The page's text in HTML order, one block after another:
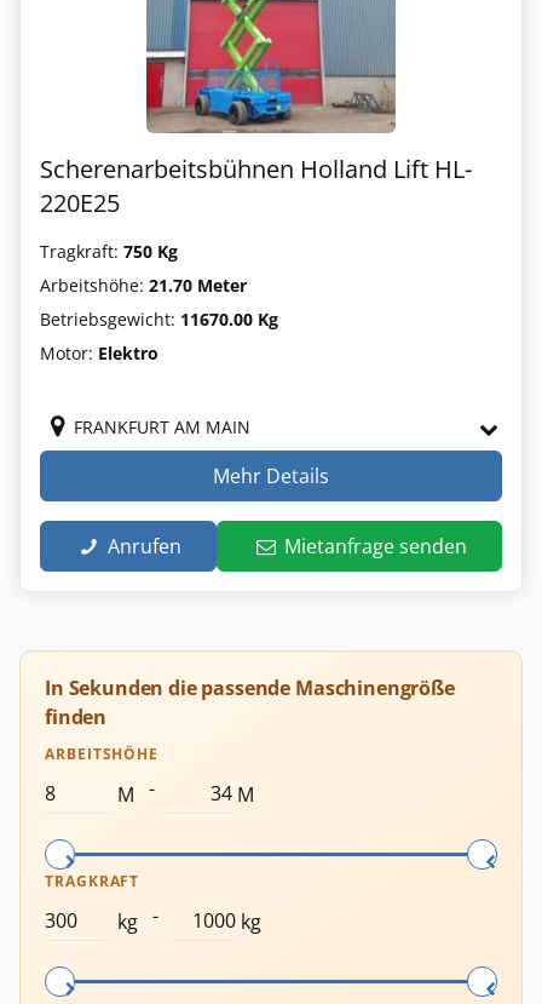
Scherenarbeitsbühnen Holland Lift HL-
220E25
Tragkraft: 750 Kg
Arbeitshöhe: 21.70 Meter
Betriebsgewicht: 11670.00 Kg
Motor: Elektro
FRANKFURT AM MAIN
Mehr Details
Anrufen Mietanfrage senden
In Sekunden die passende Maschinengröße
finden
ARBEITSHÖHE
M - M
TRAGKRAFT
kg - kg